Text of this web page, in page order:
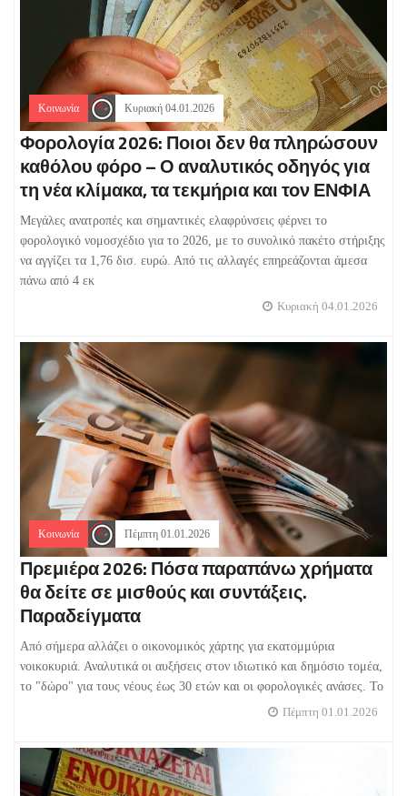
Κοινωνία Κυριακή 04.01.2026
Φορολογία 2026: Ποιοι δεν θα πληρώσουν
καθόλου φόρο – Ο αναλυτικός οδηγός για
τη νέα κλίμακα, τα τεκμήρια και τον ΕΝΦΙΑ
Μεγάλες ανατροπές και σημαντικές ελαφρύνσεις φέρνει το
φορολογικό νομοσχέδιο για το 2026, με το συνολικό πακέτο στήριξης
να αγγίζει τα 1,76 δισ. ευρώ. Από τις αλλαγές επηρεάζονται άμεσα
πάνω από 4 εκ
Κυριακή 04.01.2026
Κοινωνία Πέμπτη 01.01.2026
Πρεμιέρα 2026: Πόσα παραπάνω χρήματα
θα δείτε σε μισθούς και συντάξεις.
Παραδείγματα
Από σήμερα αλλάζει ο οικονομικός χάρτης για εκατομμύρια
νοικοκυριά. Αναλυτικά οι αυξήσεις στον ιδιωτικό και δημόσιο τομέα,
το "δώρο" για τους νέους έως 30 ετών και οι φορολογικές ανάσες. Το
Πέμπτη 01.01.2026